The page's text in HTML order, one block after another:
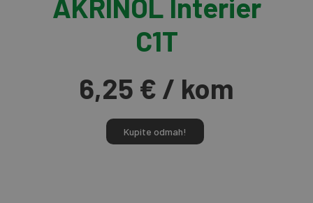
AKRINOL Interier
C1T
6,25 € / kom
Kupite odmah!